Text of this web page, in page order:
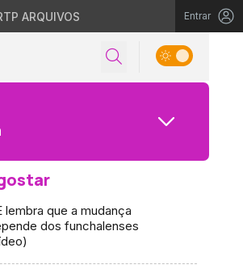
ARQUIVOS Entrar
lembra que a mudança
dos funchalenses